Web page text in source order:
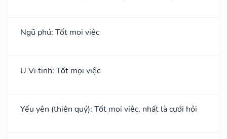
Ngũ phú: Tốt mọi việc
U Vi tinh: Tốt mọi việc
Yếu yên (thiên quý): Tốt mọi việc, nhất là cưới hỏi